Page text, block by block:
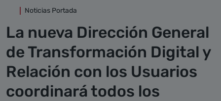
Noticias Portada
La nueva Dirección General
de Transformación Digital y
Relación con los Usuarios
coordinará todos los